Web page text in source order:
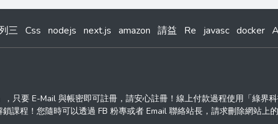
三 Css nodejs next.js amazon 請益 Re javasc docker
只要 E-Mail 與帳密即可註冊，請安心註冊！線上付款過程使用「綠界
課程！您隨時可以透過 FB 粉專或者 Email 聯絡站長，請求刪除網站上的